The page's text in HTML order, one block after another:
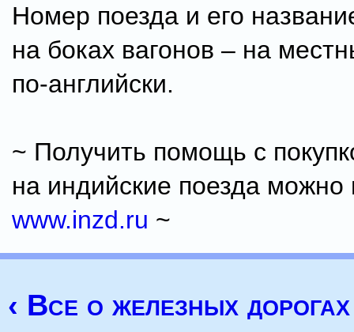
Номер поезда и его
на боках вагонов – на
по-английски.
~ Получить помощь с
на индийские поезда можно
www.inzd.ru ~
‹ Все о железных